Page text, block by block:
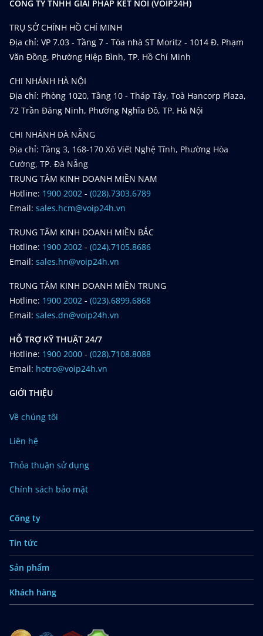
CÔNG TY TNHH GIẢI PHÁP KẾT NỐI (VOIP24H)
TRỤ SỞ CHÍNH HỒ CHÍ MINH
Địa chỉ: VP 7.03 - Tầng 7 - Tòa nhà ST Moritz - 1014 Đ. Phạm
Văn Đồng, Phường Hiệp Bình, TP. Hồ Chí Minh
CHI NHÁNH HÀ NỘI
Địa chỉ: Phòng 1020, Tầng 10 - Tháp Tây, Toà Hancorp Plaza,
72 Trần Đăng Ninh, Phường Nghĩa Đô, TP. Hà Nội
CHI NHÁNH ĐÀ NẴNG
Địa chỉ: Tầng 3, 168-170 Xô Viết Nghệ Tĩnh, Phường Hòa
Cường, TP. Đà Nẵng
TRUNG TÂM KINH DOANH MIỀN NAM
Hotline: 1900 2002 - (028).7303.6789
Email: sales.hcm@voip24h.vn
TRUNG TÂM KINH DOANH MIỀN BẮC
Hotline: 1900 2002 - (024).7105.8686
Email: sales.hn@voip24h.vn
TRUNG TÂM KINH DOANH MIỀN TRUNG
Hotline: 1900 2002 - (023).6899.6868
Email: sales.dn@voip24h.vn
HỖ TRỢ KỸ THUẬT 24/7
Hotline: 1900 2000 - (028).7108.8088
Email: hotro@voip24h.vn
GIỚI THIỆU
Về chúng tôi
Liên hệ
Thỏa thuận sử dụng
Chính sách bảo mật
Công ty
Tin tức
Sản phẩm
Khách hàng